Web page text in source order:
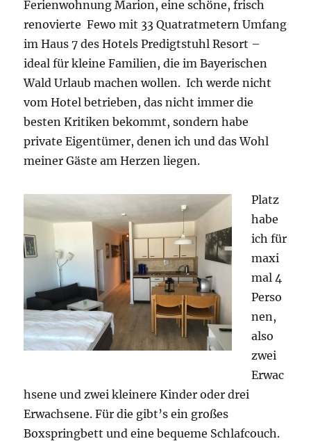
Ferienwohnung Marion, eine schöne, frisch
renovierte Fewo mit 33 Quatratmetern Umfang
im Haus 7 des Hotels Predigtstuhl Resort –
ideal für kleine Familien, die im Bayerischen
Wald Urlaub machen wollen. Ich werde nicht
vom Hotel betrieben, das nicht immer die
besten Kritiken bekommt, sondern habe
private Eigentümer, denen ich und das Wohl
meiner Gäste am Herzen liegen.
Platz
habe
ich für
maxi
mal 4
Perso
nen,
also
zwei
Erwac
hsene und zwei kleinere Kinder oder drei
Erwachsene. Für die gibt’s ein großes
Boxspringbett und eine bequeme Schlafcouch.